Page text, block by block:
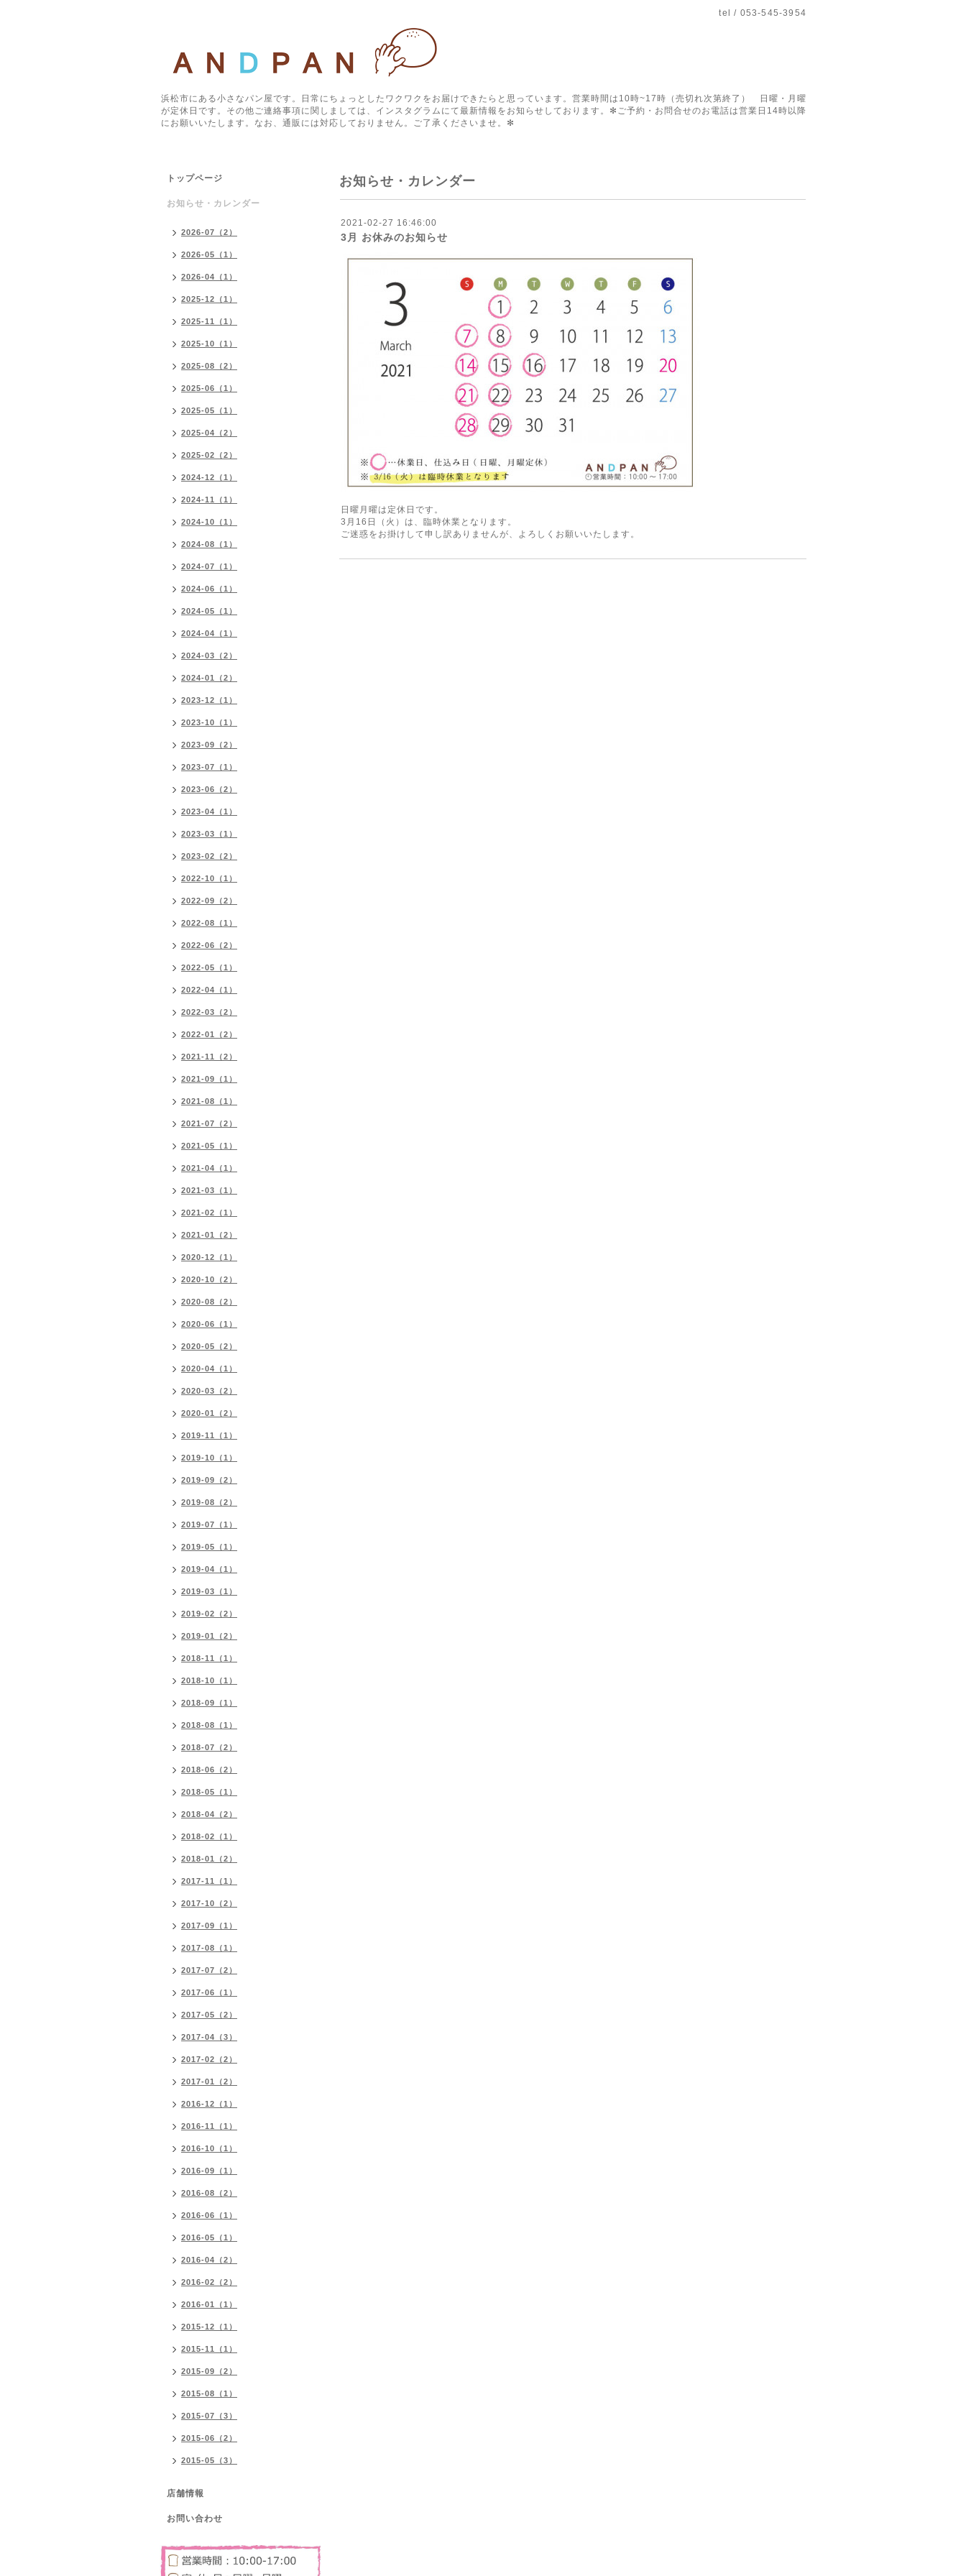
tel / 053-545-3954
浜松市にある小さなパン屋です。日常にちょっとしたワクワクをお届けできたらと思っています。営業時間は10時~17時（売切れ次第終了） 日曜・月曜
が定休日です。その他ご連絡事項に関しましては、インスタグラムにて最新情報をお知らせしております。✻ご予約・お問合せのお電話は営業日14時以降
にお願いいたします。なお、通販には対応しておりません。ご了承くださいませ。✻
お知らせ・カレンダー
2021-02-27 16:46:00
3月 お休みのお知らせ
日曜月曜は定休日です。
3月16日（火）は、臨時休業となります。
ご迷惑をお掛けして申し訳ありませんが、よろしくお願いいたします。
トップページ
お知らせ・カレンダー
2026-07（2）
2026-05（1）
2026-04（1）
2025-12（1）
2025-11（1）
2025-10（1）
2025-08（2）
2025-06（1）
2025-05（1）
2025-04（2）
2025-02（2）
2024-12（1）
2024-11（1）
2024-10（1）
2024-08（1）
2024-07（1）
2024-06（1）
2024-05（1）
2024-04（1）
2024-03（2）
2024-01（2）
2023-12（1）
2023-10（1）
2023-09（2）
2023-07（1）
2023-06（2）
2023-04（1）
2023-03（1）
2023-02（2）
2022-10（1）
2022-09（2）
2022-08（1）
2022-06（2）
2022-05（1）
2022-04（1）
2022-03（2）
2022-01（2）
2021-11（2）
2021-09（1）
2021-08（1）
2021-07（2）
2021-05（1）
2021-04（1）
2021-03（1）
2021-02（1）
2021-01（2）
2020-12（1）
2020-10（2）
2020-08（2）
2020-06（1）
2020-05（2）
2020-04（1）
2020-03（2）
2020-01（2）
2019-11（1）
2019-10（1）
2019-09（2）
2019-08（2）
2019-07（1）
2019-05（1）
2019-04（1）
2019-03（1）
2019-02（2）
2019-01（2）
2018-11（1）
2018-10（1）
2018-09（1）
2018-08（1）
2018-07（2）
2018-06（2）
2018-05（1）
2018-04（2）
2018-02（1）
2018-01（2）
2017-11（1）
2017-10（2）
2017-09（1）
2017-08（1）
2017-07（2）
2017-06（1）
2017-05（2）
2017-04（3）
2017-02（2）
2017-01（2）
2016-12（1）
2016-11（1）
2016-10（1）
2016-09（1）
2016-08（2）
2016-06（1）
2016-05（1）
2016-04（2）
2016-02（2）
2016-01（1）
2015-12（1）
2015-11（1）
2015-09（2）
2015-08（1）
2015-07（3）
2015-06（2）
2015-05（3）
店舗情報
お問い合わせ